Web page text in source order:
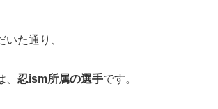
た通り、
忍ism所属の選手です。